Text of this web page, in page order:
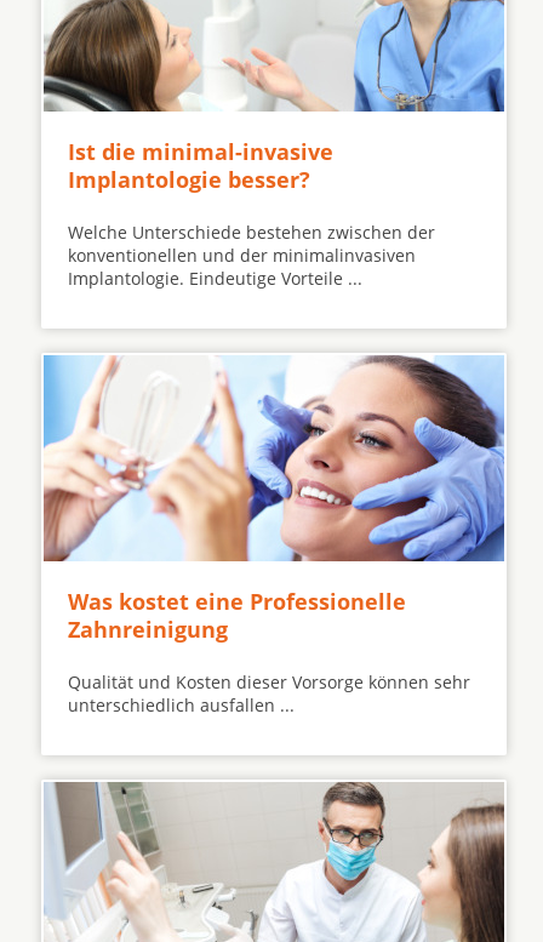
Ist die minimal-invasive
Implantologie besser?
Welche Unterschiede bestehen zwischen der
konventionellen und der minimalinvasiven
Implantologie. Eindeutige Vorteile ...
Was kostet eine Professionelle
Zahnreinigung
Qualität und Kosten dieser Vorsorge können sehr
unterschiedlich ausfallen ...